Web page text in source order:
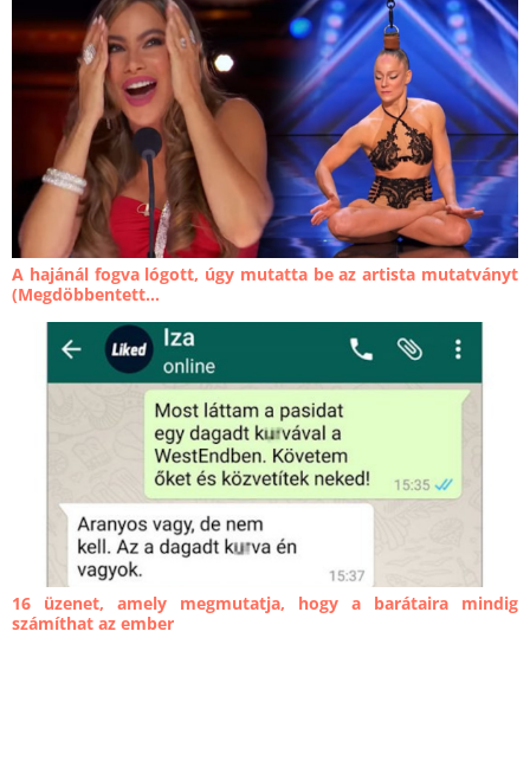
A hajánál fogva lógott, úgy mutatta be az artista mutatványt
(Megdöbbentett...
16 üzenet, amely megmutatja, hogy a barátaira mindig
számíthat az ember